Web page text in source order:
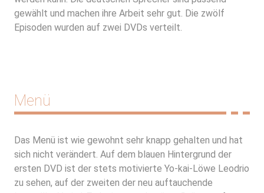
gewählt und machen ihre Arbeit sehr gut. Die zwölf
Episoden wurden auf zwei DVDs verteilt.
Menü
Das Menü ist wie gewohnt sehr knapp gehalten und hat
sich nicht verändert. Auf dem blauen Hintergrund der
ersten DVD ist der stets motivierte Yo-kai-Löwe Leodrio
zu sehen, auf der zweiten der neu auftauchende